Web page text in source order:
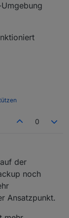
0
der
noch
Ansatzpunkt.